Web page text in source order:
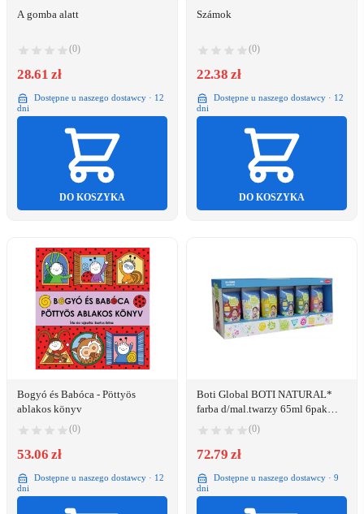
A gomba alatt
(0)
28.61 zł
Dostępne u naszego dostawcy · 12
dni
DO KOSZYKA
Számok
(0)
22.38 zł
Dostępne u naszego dostawcy · 12
dni
DO KOSZYKA
Bogyó és Babóca - Pöttyös
ablakos könyv
(0)
53.06 zł
Dostępne u naszego dostawcy · 12
dni
Boti Global BOTI NATURAL*
farba d/mal.twarzy 65ml 6pak
(0)
72.79 zł
Dostępne u naszego dostawcy · 9
dni